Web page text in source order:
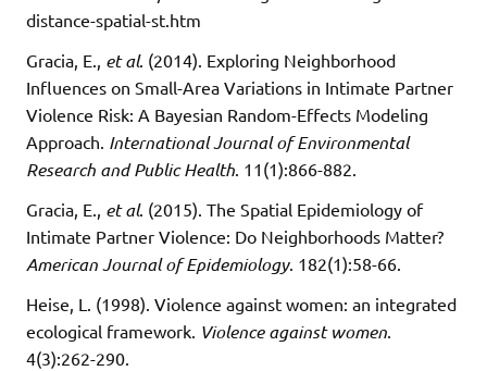
distance-spatial-st.htm
Gracia, E., et al. (2014). Exploring Neighborhood
Influences on Small-Area Variations in Intimate Partner
Violence Risk: A Bayesian Random-Effects Modeling
Approach. International Journal of Environmental
Research and Public Health. 11(1):866-882.
Gracia, E., et al. (2015). The Spatial Epidemiology of
Intimate Partner Violence: Do Neighborhoods Matter?
American Journal of Epidemiology. 182(1):58-66.
Heise, L. (1998). Violence against women: an integrated
ecological framework. Violence against women.
4(3):262-290.